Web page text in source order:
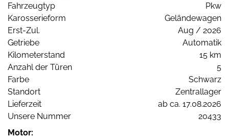
Fahrzeugtyp
Pkw
Karosserieform
Geländewagen
Erst-Zul.
Aug / 2026
Getriebe
Automatik
Kilometerstand
15 km
Anzahl der Türen
5
Farbe
Schwarz
Standort
Zentrallager
Lieferzeit
ab ca. 17.08.2026
Unsere Nummer
20433
Motor: